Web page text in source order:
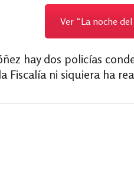
Ver “La noche
hay dos policías
Fiscalía ni siquiera ha